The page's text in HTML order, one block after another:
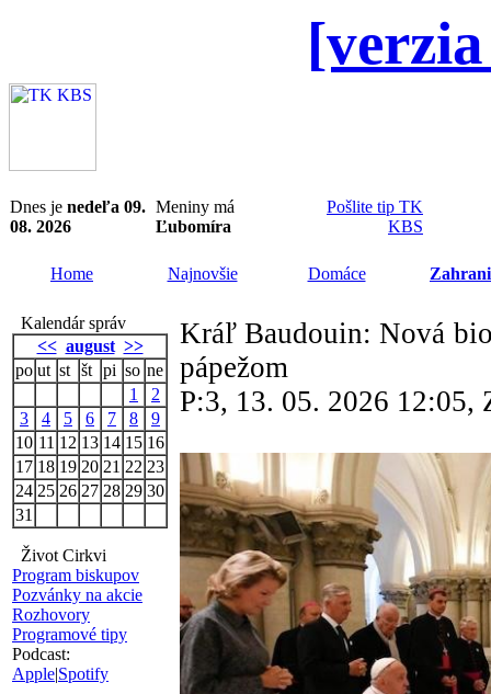
Dnes je nedeľa 09.
08. 2026
Meniny má
Ľubomíra
Pošlite tip TK
KBS
Home Najnovšie Domáce
Kalendár správ
<< august >>
po ut st št pi so ne
1
2
3
4 5 6 7 8
9
10 11 12 13 14 15 16
17 18 19 20 21 22 23
24 25 26 27 28 29 30
31
Život Cirkvi
Program biskupov
Pozvánky na akcie
Rozhovory
Programové tipy
Podcast:
Apple|Spotify
Kráľ Baudouin: Nová
pápežom
P:3, 13. 05. 2026 12:05,